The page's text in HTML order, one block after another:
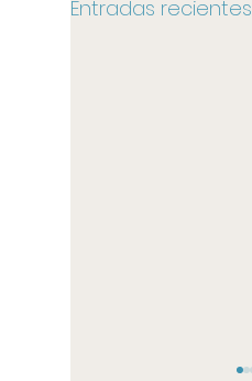
Entradas recientes